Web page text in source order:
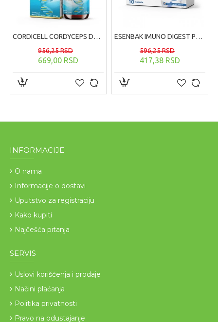
CORDICELL CORDYCEPS DUO ELIKSIR, 200ml
669,00 RSD
956,25 RSD
ESENBAK IMUNO DIGEST PROBIOTIK 10 KAPSULA
417,38 RSD
596,25 RSD
INFORMACIJE
O nama
Informacije o dostavi
Uputstvo za registraciju
Kako kupiti
Najčešća pitanja
SERVIS
Uslovi korišćenja i prodaje
Načini plaćanja
Politika privatnosti
Pravo na odustajanje